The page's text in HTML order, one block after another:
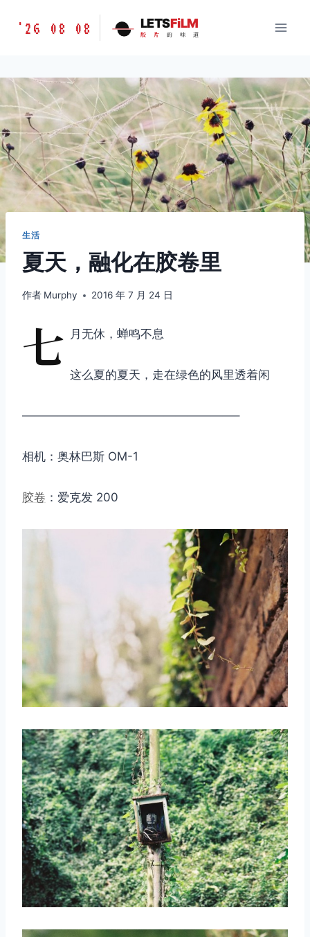
胶
味
道
LETSFILM
'26 08 08 LETSFiLM
胶 片 的 味 道
生活
夏天，融化在胶卷里
作者 Murphy 2016 年 7 月 24 日
七 月无休，蝉鸣不息
这么夏的夏天，走在绿色的风里透着闲
——————————————————–
相机：奥林巴斯 OM-1
胶卷 ：爱克发 200